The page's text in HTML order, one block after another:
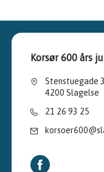
Korsør 600 års
Stenstuegade
4200 Slagelse
21 26 93 25